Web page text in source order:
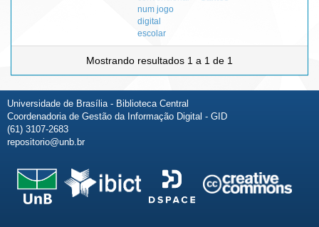
num jogo
digital
escolar
Mostrando resultados 1 a 1 de 1
Universidade de Brasília - Biblioteca Central
Coordenadoria de Gestão da Informação Digital - GID
(61) 3107-2683
repositorio@unb.br